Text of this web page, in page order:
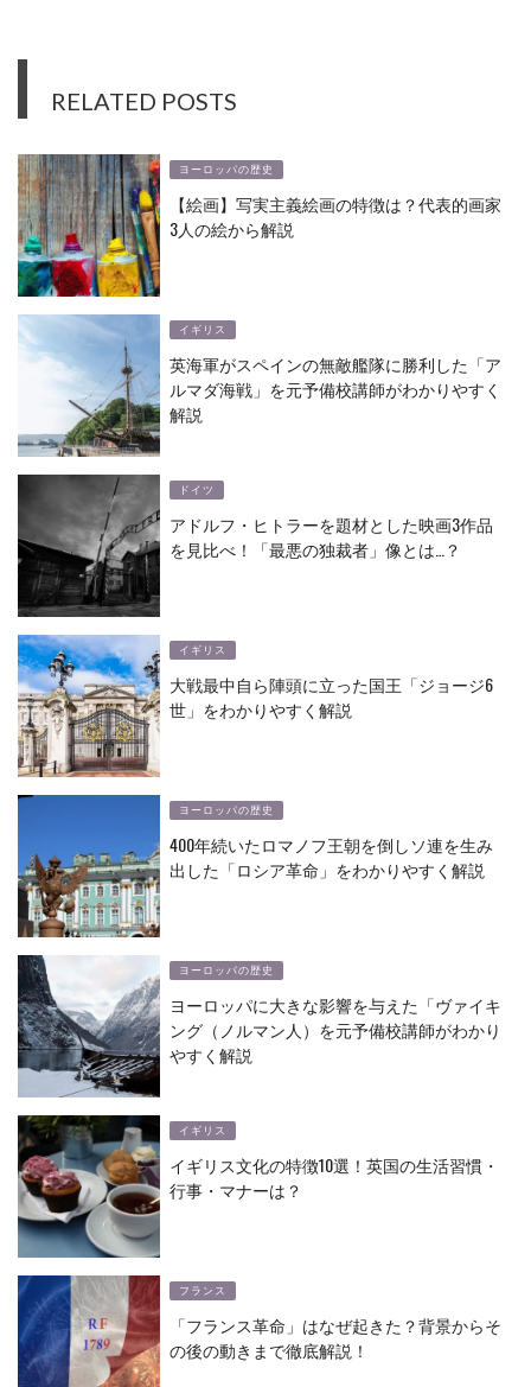
RELATED POSTS
ヨーロッパの歴史
【絵画】写実主義絵画の特徴は？代表的画家
3人の絵から解説
イギリス
英海軍がスペインの無敵艦隊に勝利した「ア
ルマダ海戦」を元予備校講師がわかりやすく
解説
ドイツ
アドルフ・ヒトラーを題材とした映画3作品
を見比べ！「最悪の独裁者」像とは…？
イギリス
大戦最中自ら陣頭に立った国王「ジョージ6
世」をわかりやすく解説
ヨーロッパの歴史
400年続いたロマノフ王朝を倒しソ連を生み
出した「ロシア革命」をわかりやすく解説
ヨーロッパの歴史
ヨーロッパに大きな影響を与えた「ヴァイキ
ング（ノルマン人）を元予備校講師がわかり
やすく解説
イギリス
イギリス文化の特徴10選！英国の生活習慣・
行事・マナーは？
フランス
「フランス革命」はなぜ起きた？背景からそ
の後の動きまで徹底解説！